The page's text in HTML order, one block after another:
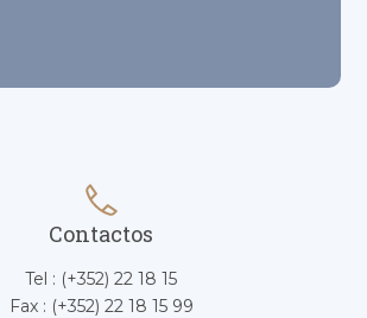
Contactos
Tel : (+352) 22 18 15
Fax : (+352) 22 18 15 99